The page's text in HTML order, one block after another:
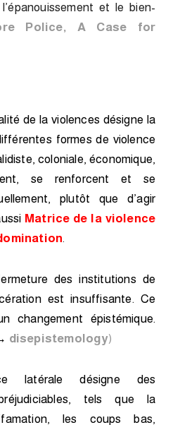
l’épanouissement et le bien-
Police, A Case for
de la violences désigne la
formes de violence
coloniale, économique,
se renforcent et se
plutôt que d’agir
Matrice de la violence
.
des institutions de
est insuffisante. Ce
changement épistémique.
disepistemology)
latérale désigne des
tels que la
les coups bas,